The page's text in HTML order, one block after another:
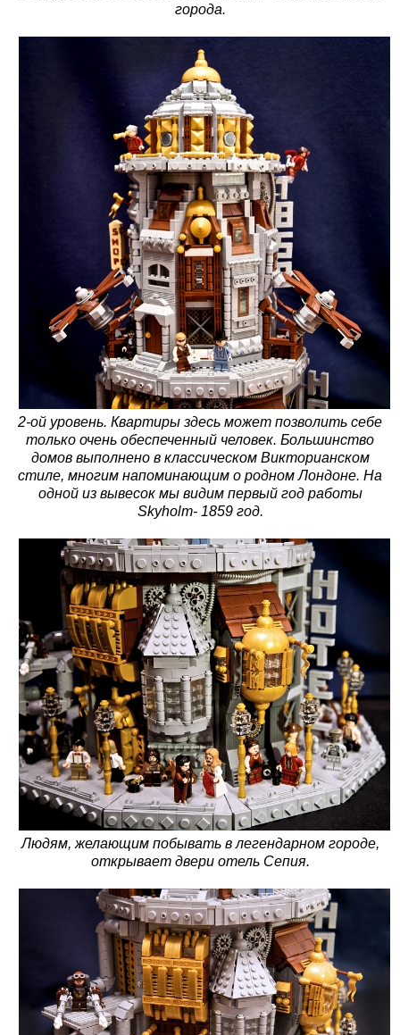
города.
2-ой уровень. Квартиры здесь может позволить себе
только очень обеспеченный человек. Большинство
домов выполнено в классическом Викторианском
стиле, многим напоминающим о родном Лондоне. На
одной из вывесок мы видим первый год работы
Skyholm- 1859 год.
Людям, желающим побывать в легендарном городе,
открывает двери отель Сепия.